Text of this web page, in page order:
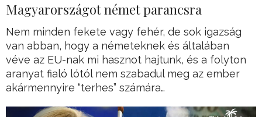
Magyarországot német parancsra
Nem minden fekete vagy fehér, de sok igazság
van abban, hogy a németeknek és általában
véve az EU-nak mi hasznot hajtunk, és a folyton
aranyat fialó lótól nem szabadul meg az ember
akármennyire “terhes” számára…